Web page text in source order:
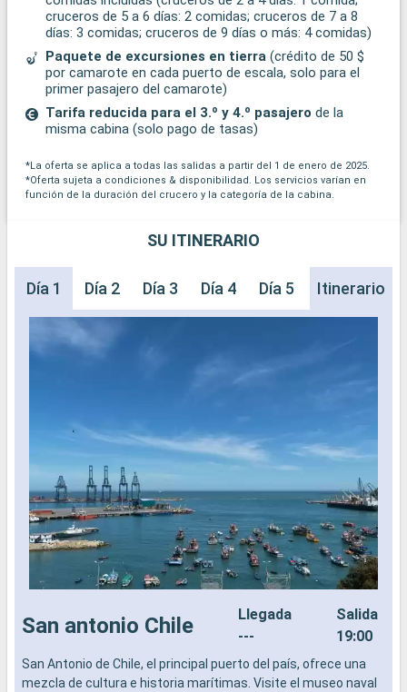
cruceros de 5 a 6 días: 2 comidas; cruceros de 7 a 8
días: 3 comidas; cruceros de 9 días o más: 4 comidas)
Paquete de excursiones en tierra (crédito de 50 $
por camarote en cada puerto de escala, solo para el
primer pasajero del camarote)
Tarifa reducida para el 3.º y 4.º pasajero de la
misma cabina (solo pago de tasas)
*La oferta se aplica a todas las salidas a partir del 1 de enero de 2025.
*Oferta sujeta a condiciones & disponibilidad. Los servicios varían en
función de la duración del crucero y la categoría de la cabina.
SU ITINERARIO
Día 1 Día 2 Día 3 Día 4 Día 5 Día 6 Día
Itinerario
San antonio Chile
Llegada
---
Salida
19:00
San Antonio de Chile, el principal puerto del país, ofrece una
mezcla de cultura e historia marítimas. Visite el museo naval